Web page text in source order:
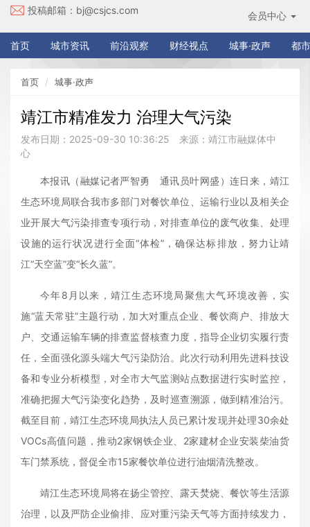
投稿邮箱： bj@csjcs.com 会员中心
首页 城市资讯 前沿观察 财经视点 城事·政声 都
首页 城事·政声
靖江市精准发力 治理大气污染
发布日期：2025-09-30 10:36:25
来源：靖江市融媒体中
心
本报讯（融媒记者严智勇 通讯员叶网盛）连日来，靖江
生态环境局联合我市多部门对餐饮单位、运输行业以及相关企
业开展大气污染排查专项行动，对排查单位的废气收集、处理
设施的运行状况进行全面“体检”，确保达标排放，努力让靖
江“天空蓝”变“长久蓝”。
今年8月以来，靖江生态环境局聚焦大气环境改善，实
施“蓝天常驻”主题行动，加大对重点企业、餐饮商户、排放大
户、交通运输车辆的排查监督核查力度，指导企业切实履行责
任，全面强化源头端大气污染防治。此次行动利用先进科技设
备和专业分析模型，对全市大气监测站点数据进行实时监控，
准确把握大气污染变化趋势，及时巡查溯源，做到精准治污。
截至目前，靖江生态环境局执法人员已累计发现并处理30余处
VOCs高值问题，推动2家钢铁企业、2家建材企业安装柴油货
车门禁系统，督促全市15家餐饮单位进行油烟清洗整改。
靖江生态环境局将在扬尘管控、露天焚烧、餐饮等生活源
治理，以及严防企业偷排、应对重污染天气等方面持续发力，